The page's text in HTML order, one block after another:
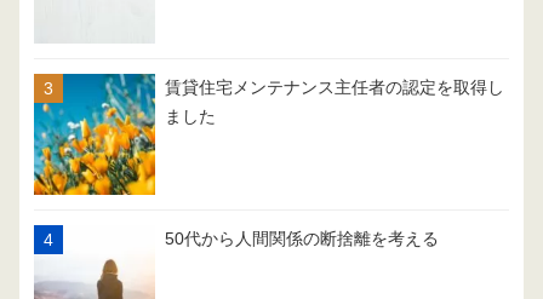
賃貸住宅メンテナンス主任者の認定を取得し
ました
50代から人間関係の断捨離を考える